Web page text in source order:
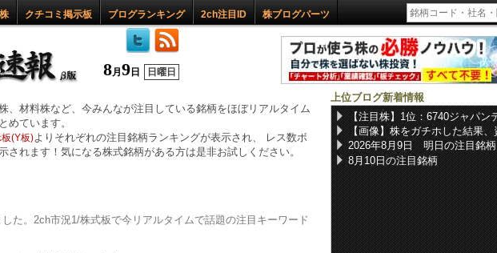
クチコミ掲示板 ブログランキング 2ch注目ID 株ブログパーツ
8月 9 日 日曜日
、材料株など、今みんなが注目している銘柄をほぼリアルタイム
めています。
板(Y板)よりそれぞれの注目銘柄ランキングが表示され、 レス数ボ
れます！気になる株式銘柄がある方は是非お試しください。
た。2ch市況1/株式板で今リアルタイムで話題の注目キーワード
上位ブログ新着情報
【注目株】1位：6740ジャパン
【画像】株をガチホした結果
ｗｗｗｗ
2026年8月9日 明日の注目銘柄
8月10日の注目銘柄